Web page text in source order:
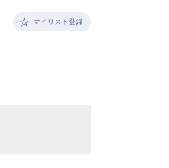
マイリスト登録